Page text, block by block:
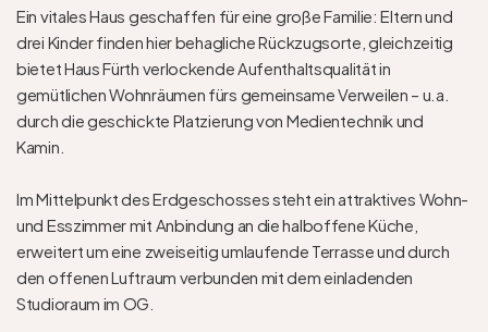
Ein vitales Haus geschaffen für eine große Familie: Eltern und
drei Kinder finden hier behagliche Rückzugsorte, gleichzeitig
bietet Haus Fürth verlockende Aufenthaltsqualität in
gemütlichen Wohnräumen fürs gemeinsame Verweilen – u.a.
durch die geschickte Platzierung von Medientechnik und
Kamin.
Im Mittelpunkt des Erdgeschosses steht ein attraktives Wohn-
und Esszimmer mit Anbindung an die halboffene Küche,
erweitert um eine zweiseitig umlaufende Terrasse und durch
den offenen Luftraum verbunden mit dem einladenden
Studioraum im OG.